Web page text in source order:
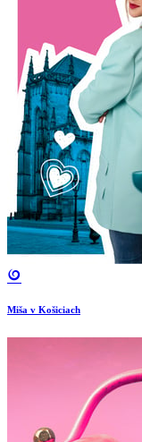
Miša v Košiciach